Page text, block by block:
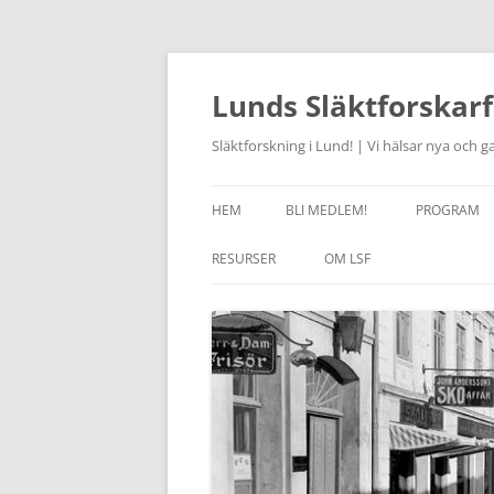
Hoppa
Lunds
Släktforskning i Lund! | Vi hälsar nya och
HEM BLI MEDLEM! PROGRAM
RESURSER
OM SLÄKTFORSKNING
RABATT I RÖTTERBOKHANDELN
ANCESTRY – RABATT
SKÅNES
OM LSF
STYRELSEN 2026
STADGAR
LSF HANTERING AV
PERSONUPPGIFTER